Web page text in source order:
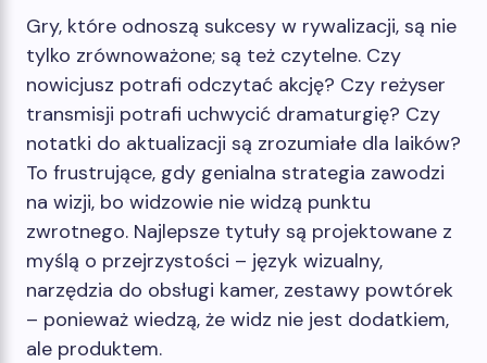
Gry, które odnoszą sukcesy w rywalizacji, są nie
tylko zrównoważone; są też czytelne. Czy
nowicjusz potrafi odczytać akcję? Czy reżyser
transmisji potrafi uchwycić dramaturgię? Czy
notatki do aktualizacji są zrozumiałe dla laików?
To frustrujące, gdy genialna strategia zawodzi
na wizji, bo widzowie nie widzą punktu
zwrotnego. Najlepsze tytuły są projektowane z
myślą o przejrzystości – język wizualny,
narzędzia do obsługi kamer, zestawy powtórek
– ponieważ wiedzą, że widz nie jest dodatkiem,
ale produktem.